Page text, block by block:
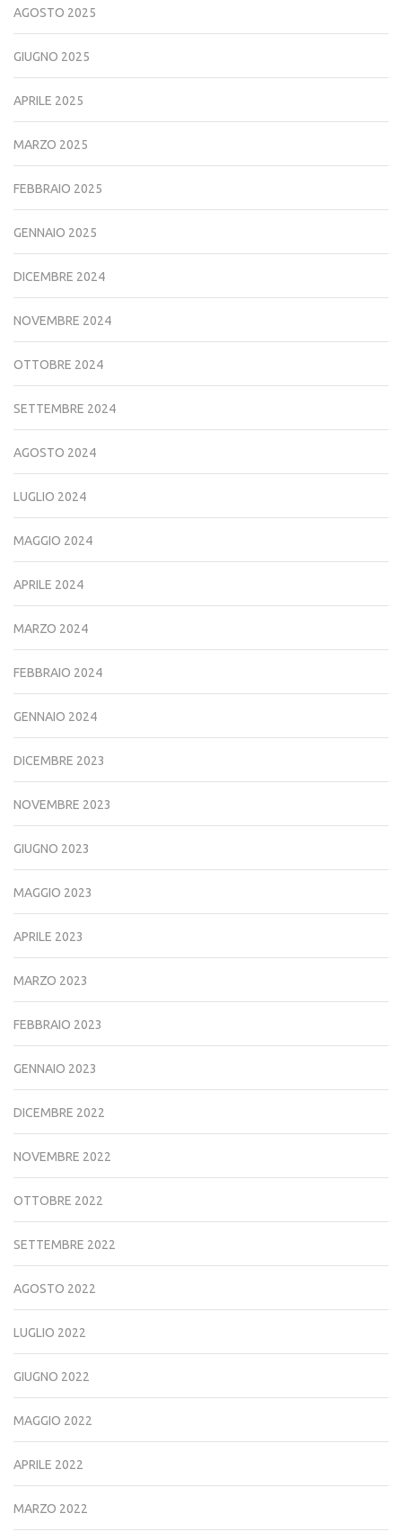
AGOSTO 2025
GIUGNO 2025
APRILE 2025
MARZO 2025
FEBBRAIO 2025
GENNAIO 2025
DICEMBRE 2024
NOVEMBRE 2024
OTTOBRE 2024
SETTEMBRE 2024
AGOSTO 2024
LUGLIO 2024
MAGGIO 2024
APRILE 2024
MARZO 2024
FEBBRAIO 2024
GENNAIO 2024
DICEMBRE 2023
NOVEMBRE 2023
GIUGNO 2023
MAGGIO 2023
APRILE 2023
MARZO 2023
FEBBRAIO 2023
GENNAIO 2023
DICEMBRE 2022
NOVEMBRE 2022
OTTOBRE 2022
SETTEMBRE 2022
AGOSTO 2022
LUGLIO 2022
GIUGNO 2022
MAGGIO 2022
APRILE 2022
MARZO 2022